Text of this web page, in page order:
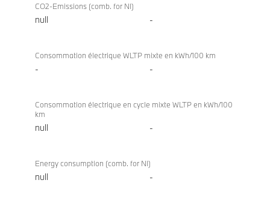
CO2-Emissions (comb. for NI)
null -
Consommation électrique WLTP mixte en kWh/100 km
- -
Consommation électrique en cycle mixte WLTP en kWh/100
km
null -
Energy consumption (comb. for NI)
null -